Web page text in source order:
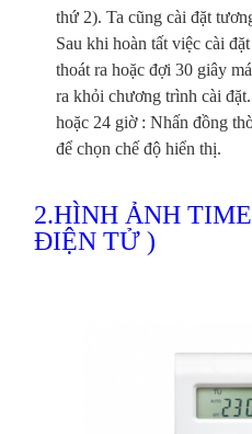
thứ 2). Ta cũng cài đặt
Sau khi hoàn tất việc cài
thoát ra hoặc đợi 30 giây
ra khỏi chương trình cài
hoặc 24 giờ : Nhấn đồng
để chọn chế độ hiển thị.
2.HÌNH ẢNH
ĐIỆN TỬ )